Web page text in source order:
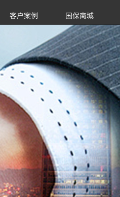
客户案例 国保商城